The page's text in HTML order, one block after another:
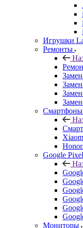
Игрушки
Ремонты
Смартфоны
Google Pixel
Мониторы